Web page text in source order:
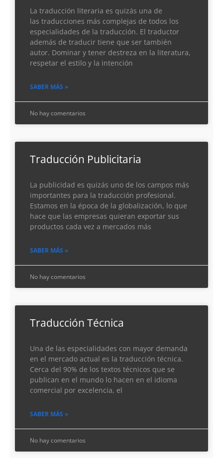
La traducción literaria es quizás una de
las traducciones más complejas de todos los
especialidades de la traducción. El traductor
además de traducir tiene que ser también
autor. Dominar y tener destreza en la literatura,
respetar el estilo y la intención
SABER MÁS »
No hay comentarios
Traducción Publicitaria
La publicidad es quizás uno de los campos más
importantes para la traducción profesional.
Estamos en la época de la globalización, lo que
hace que las empresas quieran exportar sus
productos cada vez a mercados más
SABER MÁS »
No hay comentarios
Traducción Técnica
Una de las especialidades con mayor demanda
en el mercado actual es la traducción técnica.
Cerca del 90% de los textos técnicos que se
publican en el mundo lo hacen en el idioma
comercial por excelencia, el
SABER MÁS »
No hay comentarios